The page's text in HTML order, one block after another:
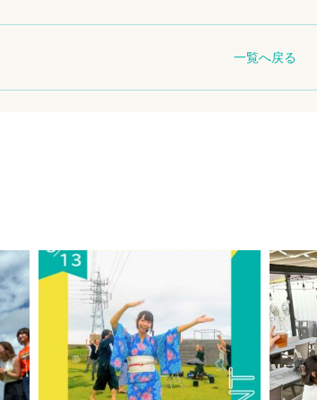
一覧へ戻る